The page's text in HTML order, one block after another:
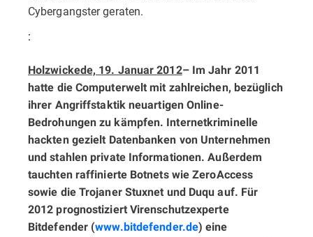
Cybergangster geraten.
:
Holzwickede, 19. Januar 2012– Im Jahr 2011
hatte die Computerwelt mit zahlreichen, bezüglich
ihrer Angriffstaktik neuartigen Online-
Bedrohungen zu kämpfen. Internetkriminelle
hackten gezielt Datenbanken von Unternehmen
und stahlen private Informationen. Außerdem
tauchten raffinierte Botnets wie ZeroAccess
sowie die Trojaner Stuxnet und Duqu auf. Für
2012 prognostiziert Virenschutzexperte
Bitdefender (www.bitdefender.de) eine